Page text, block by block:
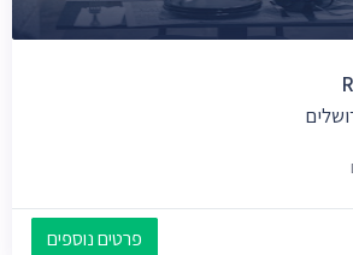
פרטים נוספים